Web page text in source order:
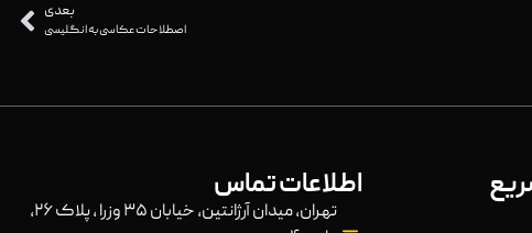
بعدی
اصطلاحات عکاسی به انگلیسی
اطلاعات تماس
تهران، میدان آرژانتین، خیابان ۳۵ وزرا ، پلاک ۲۶،